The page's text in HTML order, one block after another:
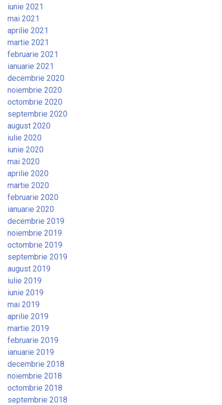
iunie 2021
mai 2021
aprilie 2021
martie 2021
februarie 2021
ianuarie 2021
decembrie 2020
noiembrie 2020
octombrie 2020
septembrie 2020
august 2020
iulie 2020
iunie 2020
mai 2020
aprilie 2020
martie 2020
februarie 2020
ianuarie 2020
decembrie 2019
noiembrie 2019
octombrie 2019
septembrie 2019
august 2019
iulie 2019
iunie 2019
mai 2019
aprilie 2019
martie 2019
februarie 2019
ianuarie 2019
decembrie 2018
noiembrie 2018
octombrie 2018
septembrie 2018